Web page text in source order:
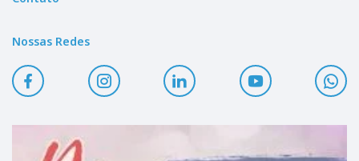
Nossas Redes